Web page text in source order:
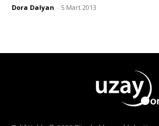
Dora Dalyan - 5 Mart 2013